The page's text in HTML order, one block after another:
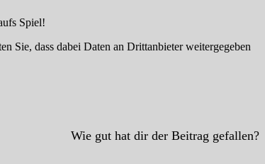
Spiel!
Sie, dass dabei Daten an Drittanbieter weitergegeben
Wie gut hat dir der Beitrag gefallen?